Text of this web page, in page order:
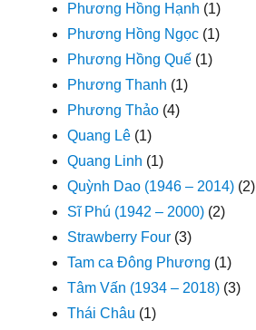
Phương Hồng Hạnh (1)
Phương Hồng Ngọc (1)
Phương Hồng Quế (1)
Phương Thanh (1)
Phương Thảo (4)
Quang Lê (1)
Quang Linh (1)
Quỳnh Dao (1946 – 2014) (2)
Sĩ Phú (1942 – 2000) (2)
Strawberry Four (3)
Tam ca Đông Phương (1)
Tâm Vấn (1934 – 2018) (3)
Thái Châu (1)